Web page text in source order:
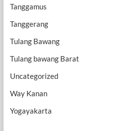
Tanggamus
Tanggerang
Tulang Bawang
Tulang bawang Barat
Uncategorized
Way Kanan
Yogayakarta